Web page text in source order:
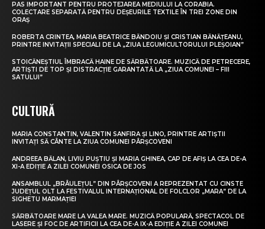
PAS IMPORTANT PENTRU PROTEJAREA MEDIULUI LA CORABIA.
COLECTARE SEPARATĂ PENTRU DEȘEURILE TEXTILE ÎN TREI ZONE DIN
ORAȘ
ROBERTA CRINTEA, MARIA BEATRICE BĂNDOIU ȘI CRISTIAN BĂNĂȚEANU,
PRINTRE INVITAȚII SPECIALI DE LA „ZIUA LEGUMICULTORULUI PLEȘOIAN”
STOICĂNEȘTIUL ÎMBRACĂ HAINE DE SĂRBĂTOARE. MUZICĂ DE PETRECERE,
ARTIȘTI DE TOP ȘI DISTRACȚIE GARANTATĂ LA „ZIUA COMUNEI – FIII
SATULUI”
CULTURĂ
MARIA CONSTANTIN, VALENTIN SANFIRA ȘI LINO, PRINTRE ARTIȘTII
INVITAȚI SĂ CÂNTE LA ZIUA COMUNEI PÂRȘCOVENI
ANDREEA BĂLAN, LIVIU PUȘTIU ȘI MARIA GHINEA, CAP DE AFIȘ LA CEA DE-A
XI-A EDIȚIE A ZILEI COMUNEI OSICA DE JOS
ANSAMBLUL „BRÂULEȚUL” DIN PÂRȘCOVENI A REPREZENTAT CU CINSTE
JUDEȚUL OLT LA FESTIVALUL INTERNAȚIONAL DE FOLCLOR „MARA” DE LA
SIGHETU MARMAȚIEI
SĂRBĂTOARE MARE LA VALEA MARE. MUZICĂ POPULARĂ, SPECTACOL DE
LASERE ȘI FOC DE ARTIFICII LA CEA DE-A IX-A EDIȚIE A ZILEI COMUNEI